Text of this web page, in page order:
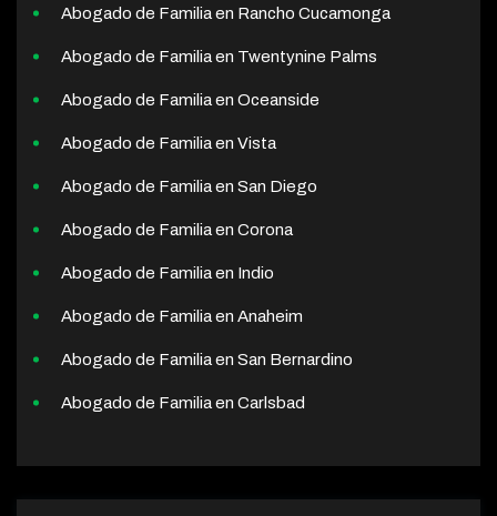
Abogado de Familia en Rancho Cucamonga
Abogado de Familia en Twentynine Palms
Abogado de Familia en Oceanside
Abogado de Familia en Vista
Abogado de Familia en San Diego
Abogado de Familia en Corona
Abogado de Familia en Indio
Abogado de Familia en Anaheim
Abogado de Familia en San Bernardino
Abogado de Familia en Carlsbad